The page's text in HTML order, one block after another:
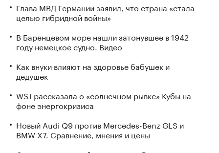
Глава МВД Германии заявил, что страна «стала
целью гибридной войны»
В Баренцевом море нашли затонувшее в 1942
году немецкое судно. Видео
Как внуки влияют на здоровье бабушек и
дедушек
WSJ рассказала о «солнечном рывке» Кубы на
фоне энергокризиса
Новый Audi Q9 против Mercedes-Benz GLS и
BMW X7. Сравнение, мнения и цены